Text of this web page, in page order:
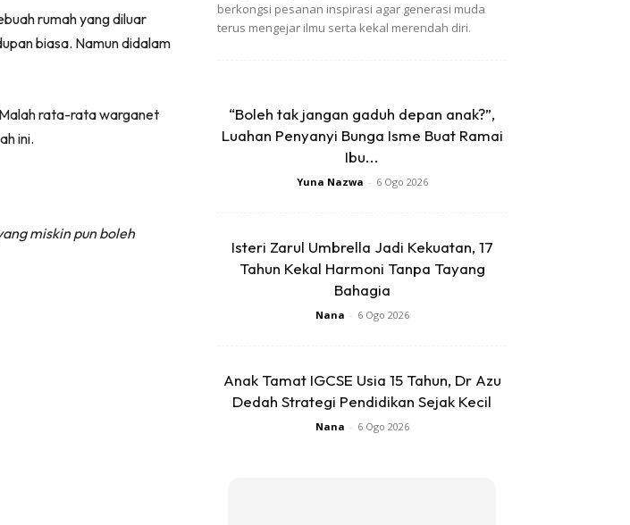
rumah yang diluar
biasa. Namun didalam
rata-rata warganet
ini.
miskin pun boleh
pesanan inspirasi agar generasi muda terus mengejar
ilmu serta kekal merendah diri.
“Boleh tak jangan gaduh depan anak?”,
Luahan Penyanyi Bunga Isme Buat Ramai
Ibu...
Yuna Nazwa - 6 Ogo 2026
Isteri Zarul Umbrella Jadi Kekuatan, 17
Tahun Kekal Harmoni Tanpa Tayang
Bahagia
Nana - 6 Ogo 2026
Anak Tamat IGCSE Usia 15 Tahun, Dr Azu
Dedah Strategi Pendidikan Sejak Kecil
Nana - 6 Ogo 2026